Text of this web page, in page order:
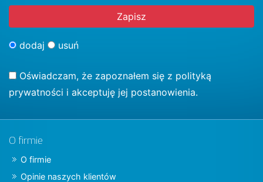
dodaj usuń
Oświadczam, że zapoznałem się z polityką
prywatności i akceptuję jej postanowienia.
O firmie
O firmie
Opinie naszych klientów